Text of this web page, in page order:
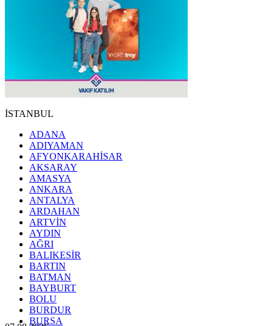
İSTANBUL
ADANA
ADIYAMAN
AFYONKARAHİSAR
AKSARAY
AMASYA
ANKARA
ANTALYA
ARDAHAN
ARTVİN
AYDIN
AĞRI
BALIKESİR
BARTIN
BATMAN
BAYBURT
BOLU
BURDUR
BURSA